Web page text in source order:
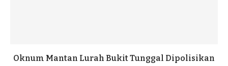
Oknum Mantan Lurah Bukit Tunggal Dipolisikan